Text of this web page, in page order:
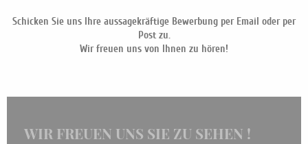
Schicken Sie uns Ihre aussagekräftige Bewerbung per Email oder per
Post zu.
Wir freuen uns von Ihnen zu hören!
WIR FREUEN UNS SIE ZU SEHEN !